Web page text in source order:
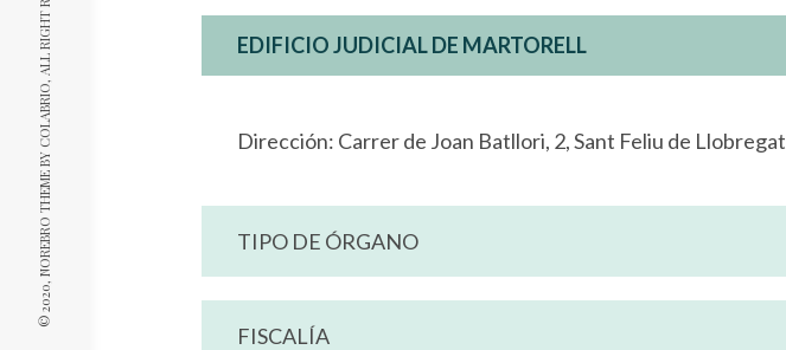
© 2020, NOREBRO THEME BY
COLABRIO
EDIFICIO JUDICIAL DE MARTORELL
Dirección: Carrer de Joan Batllori, 2, Sant Feliu de Llobregat
TIPO DE ÓRGANO
FISCALÍA